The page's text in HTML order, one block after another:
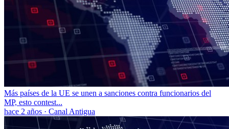
Más países de la UE se unen a sanciones contra funcionarios del
MP, esto contest...
hace 2 años · Canal Antigua